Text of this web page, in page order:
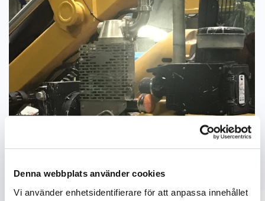
Denna webbplats använder cookies
Vi använder enhetsidentifierare för att anpassa innehållet